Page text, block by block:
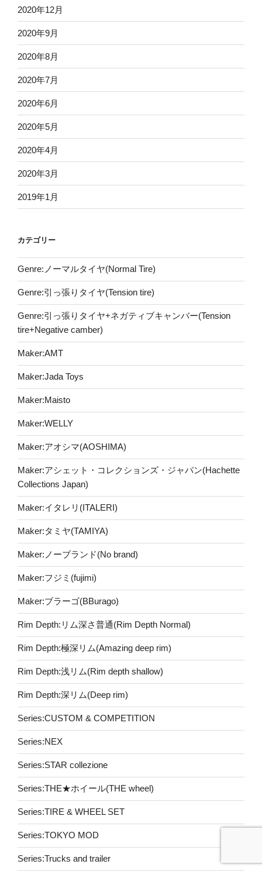
2020年12月
2020年9月
2020年8月
2020年7月
2020年6月
2020年5月
2020年4月
2020年3月
2019年1月
カテゴリー
Genre:ノーマルタイヤ(Normal Tire)
Genre:引っ張りタイヤ(Tension tire)
Genre:引っ張りタイヤ+ネガティブキャンバー(Tension
tire+Negative camber)
Maker:AMT
Maker:Jada Toys
Maker:Maisto
Maker:WELLY
Maker:アオシマ(AOSHIMA)
Maker:アシェット・コレクションズ・ジャパン(Hachette
Collections Japan)
Maker:イタレリ(ITALERI)
Maker:タミヤ(TAMIYA)
Maker:ノーブランド(No brand)
Maker:フジミ(fujimi)
Maker:ブラーゴ(BBurago)
Rim Depth:リム深さ普通(Rim Depth Normal)
Rim Depth:極深リム(Amazing deep rim)
Rim Depth:浅リム(Rim depth shallow)
Rim Depth:深リム(Deep rim)
Series:CUSTOM & COMPETITION
Series:NEX
Series:STAR collezione
Series:THE★ホイール(THE wheel)
Series:TIRE & WHEEL SET
Series:TOKYO MOD
Series:Trucks and trailer